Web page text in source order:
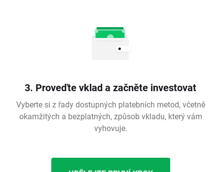
3. Proveďte vklad a začněte investovat
Vyberte si z řady dostupných platebních metod, včetně
okamžitých a bezplatných, způsob vkladu, který vám
vyhovuje.